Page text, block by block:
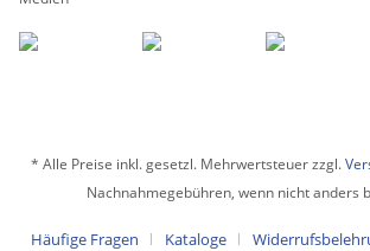
* Alle Preise inkl. gesetzl. Mehrwertsteuer zzgl.
Nachnahmegebühren, wenn nicht anders
Häufige Fragen Kataloge